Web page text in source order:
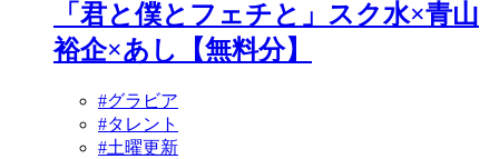
「君と僕とフェチと」スク水×青山
裕企×あし【無料分】
#グラビア
#タレント
#土曜更新